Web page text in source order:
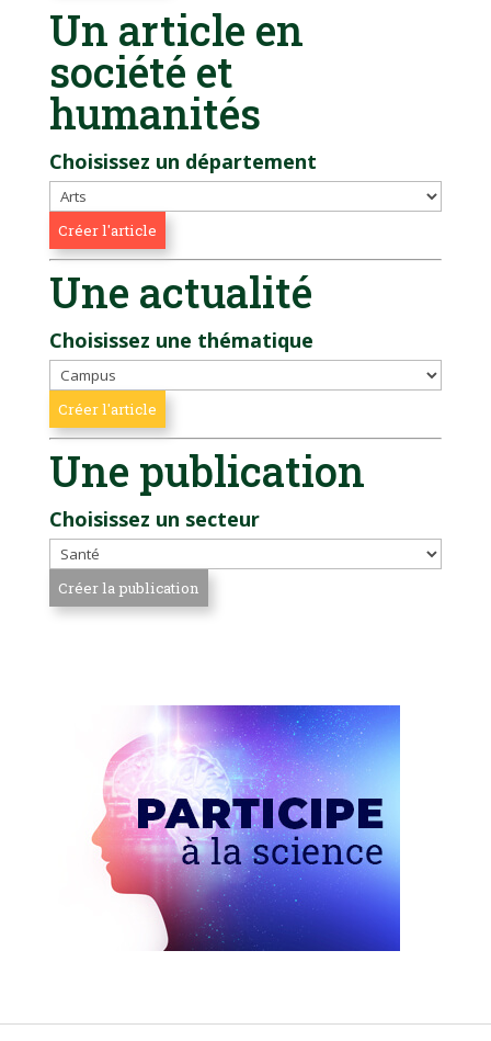
Un article en
société et
humanités
Choisissez un département
Une actualité
Choisissez une thématique
Une publication
Choisissez un secteur